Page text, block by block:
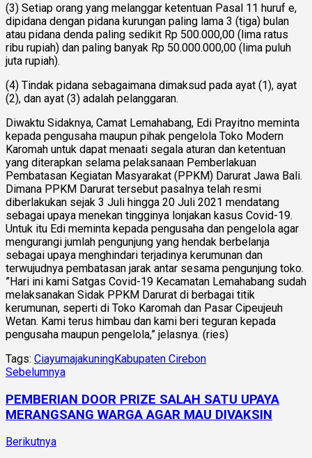
(3) Setiap orang yang melanggar ketentuan Pasal 11 huruf e,
dipidana dengan pidana kurungan paling lama 3 (tiga) bulan
atau pidana denda paling sedikit Rp 500.000,00 (lima ratus
ribu rupiah) dan paling banyak Rp 50.000.000,00 (lima puluh
juta rupiah).
(4) Tindak pidana sebagaimana dimaksud pada ayat (1), ayat
(2), dan ayat (3) adalah pelanggaran.
Diwaktu Sidaknya, Camat Lemahabang, Edi Prayitno meminta
kepada pengusaha maupun pihak pengelola Toko Modern
Karomah untuk dapat menaati segala aturan dan ketentuan
yang diterapkan selama pelaksanaan Pemberlakuan
Pembatasan Kegiatan Masyarakat (PPKM) Darurat Jawa Bali.
Dimana PPKM Darurat tersebut pasalnya telah resmi
diberlakukan sejak 3 Juli hingga 20 Juli 2021 mendatang
sebagai upaya menekan tingginya lonjakan kasus Covid-19.
Untuk itu Edi meminta kepada pengusaha dan pengelola agar
mengurangi jumlah pengunjung yang hendak berbelanja
sebagai upaya menghindari terjadinya kerumunan dan
terwujudnya pembatasan jarak antar sesama pengunjung toko.
”Hari ini kami Satgas Covid-19 Kecamatan Lemahabang sudah
melaksanakan Sidak PPKM Darurat di berbagai titik
kerumunan, seperti di Toko Karomah dan Pasar Cipeujeuh
Wetan. Kami terus himbau dan kami beri teguran kepada
pengusaha maupun pengelola,” jelasnya. (ries)
Tags: CiayumajakuningKabupaten Cirebon
Sebelumnya
PEMBERIAN DOOR PRIZE SALAH SATU UPAYA
MERANGSANG WARGA AGAR MAU DIVAKSIN
Berikutnya